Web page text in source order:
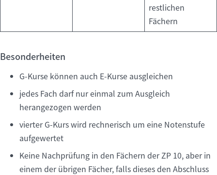
restlichen
Fächern
Besonderheiten
G-Kurse können auch E-Kurse ausgleichen
jedes Fach darf nur einmal zum Ausgleich
herangezogen werden
vierter G-Kurs wird rechnerisch um eine Notenstufe
aufgewertet
Keine Nachprüfung in den Fächern der ZP 10, aber in
einem der übrigen Fächer, falls dieses den Abschluss